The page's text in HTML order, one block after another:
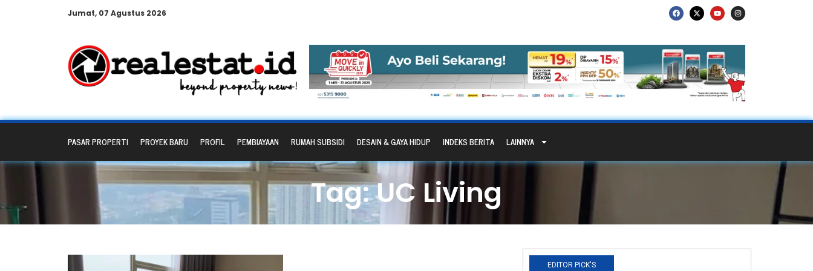
Jumat, 07 Agustus 2026
PASAR PROPERTI PROYEK BARU PROFIL PEMBIAYAAN RUMAH SUBSIDI DESAIN & GAYA HIDUP INDEKS BERITA LAINNYA
Tag: UC Living
EDITOR PICK'S